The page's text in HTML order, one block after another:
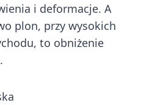
i deformacje. A
plon, przy wysokich
to obniżenie